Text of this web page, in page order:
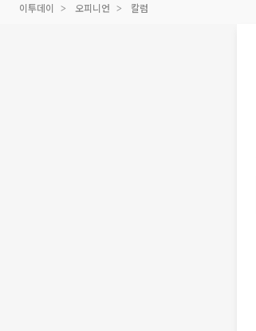
이투데이 오피니언 칼럼